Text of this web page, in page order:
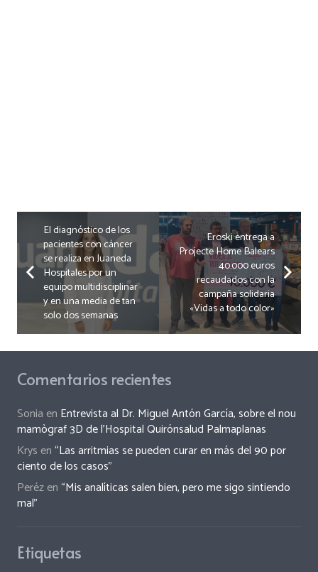
El diagnóstico de los
pacientes con cáncer
se realiza en Juaneda
Hospitales por un
equipo multidisciplinar
y en una media de tan
solo dos semanas
Eroski entrega a
Projecte Home Balears
40.000 euros
recaudados con la
campaña solidaria
«Vidas a todo color»
Comentarios recientes
Sonia en Entrevista al Dr. Miguel Antón García, sobre el nou
mamògraf 3D de l’Hospital Quirónsalud Palmaplanas
Krys en“Las arritmias se pueden curar en más del 90 por
ciento de los casos”
Perézen“Mis analíticas salen bien, pero me sigo sintiendo
mal”
Etiquetas